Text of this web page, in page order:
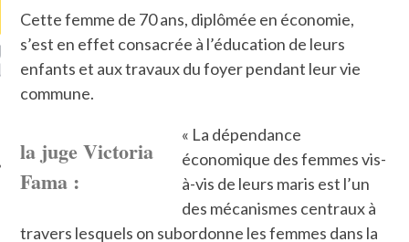
ATTACHÉS À LA
DE L’AMBASSADE
À PARIS. POURQUOI
? POUR QUI ?
UN GRONDIN FOURRÉ AUX
CHAMPIGNONS ET AUX
MES DERNIERS
Cette femme de 70 ans, diplômée en économie,
s’est en effet consacrée à l’éducation de leurs
enfants et aux travaux du foyer pendant leur vie
commune.
la juge Victoria
Fama :
« La dépendance
économique des femmes vis-
à-vis de leurs maris est l’un
des mécanismes centraux à
travers lesquels on subordonne les femmes dans la